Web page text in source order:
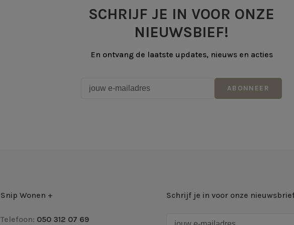
SCHRIJF JE IN VOOR ONZE
NIEUWSBIEF!
En ontvang de laatste updates, nieuws en acties
ABONNEER
Snip Wonen +
Telefoon: 050 312 07 69
Schrijf je in voor onze